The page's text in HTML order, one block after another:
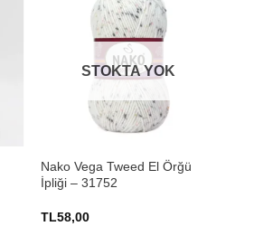
STOKTA YOK
Nako Vega Tweed El Örğü
İpliği – 31752
TL58,00